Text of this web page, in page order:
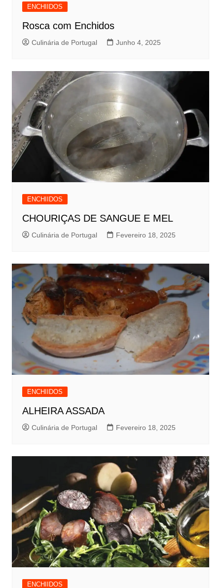
ENCHIIDOS
Rosca com Enchidos
Culinária de Portugal Junho 4, 2025
ENCHIIDOS
CHOURIÇAS DE SANGUE E MEL
Culinária de Portugal Fevereiro 18, 2025
ENCHIIDOS
ALHEIRA ASSADA
Culinária de Portugal Fevereiro 18, 2025
ENCHIIDOS